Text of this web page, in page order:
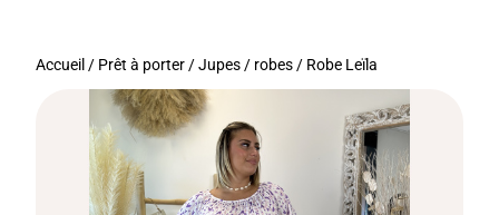
Accueil / Prêt à porter /Jupes / robes / Robe Leïla